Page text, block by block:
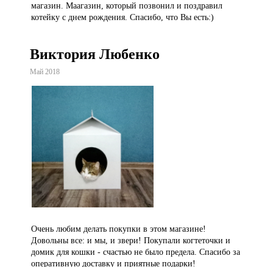
магазин. Маагазин, который позвонил и поздравил
котейку с днем рождения. Спасибо, что Вы есть:)
Виктория Любенко
Май 2018
Очень любим делать покупки в этом магазине!
Довольны все: и мы, и звери! Покупали когтеточки и
домик для кошки - счастью не было предела. Спасибо за
оперативную доставку и приятные подарки!